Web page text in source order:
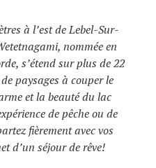
à l’est de Lebel-Sur-
nommée en
s’étend sur plus de 22
paysages à couper le
et la beauté du lac
de pêche ou de
fièrement avec vos
d’un séjour de rêve!